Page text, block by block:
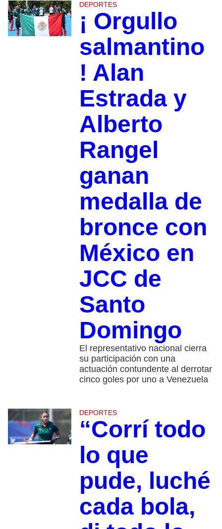
DEPORTES
¡ Orgullo
salmantino
! Alan
Estrada y
Alberto
Rangel
ganan
medalla de
bronce con
México en
JCC de
Santo
Domingo
El representativo nacional cierra
su participación con una
actuación contundente al derrotar
cinco goles por uno a Venezuela
DEPORTES
“Corrí todo
lo que
pude, luché
cada bola,